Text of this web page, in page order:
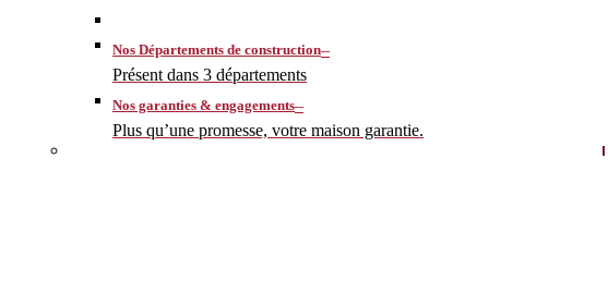
Nos Départements de construction–
Présent dans 3 départements
Nos garanties & engagements–
Plus qu’une promesse, votre maison garantie.